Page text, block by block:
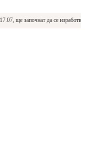
започнат да се изработват и